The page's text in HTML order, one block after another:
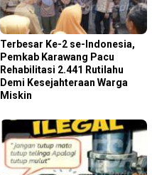
Terbesar Ke-2 se-Indonesia,
Pemkab Karawang Pacu
Rehabilitasi 2.441 Rutilahu
Demi Kesejahteraan Warga
Miskin